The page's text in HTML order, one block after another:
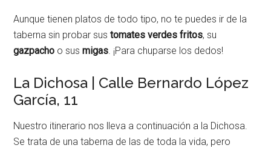
Aunque tienen platos de todo tipo, no te puedes ir de la
taberna sin probar sustomates verdes fritos, su
gazpacho o susmigas . ¡Para chuparse los dedos!
La Dichosa | Calle Bernardo López
García, 11
Nuestro itinerario nos lleva a continuación a la Dichosa.
Se trata de una taberna de las de toda la vida, pero